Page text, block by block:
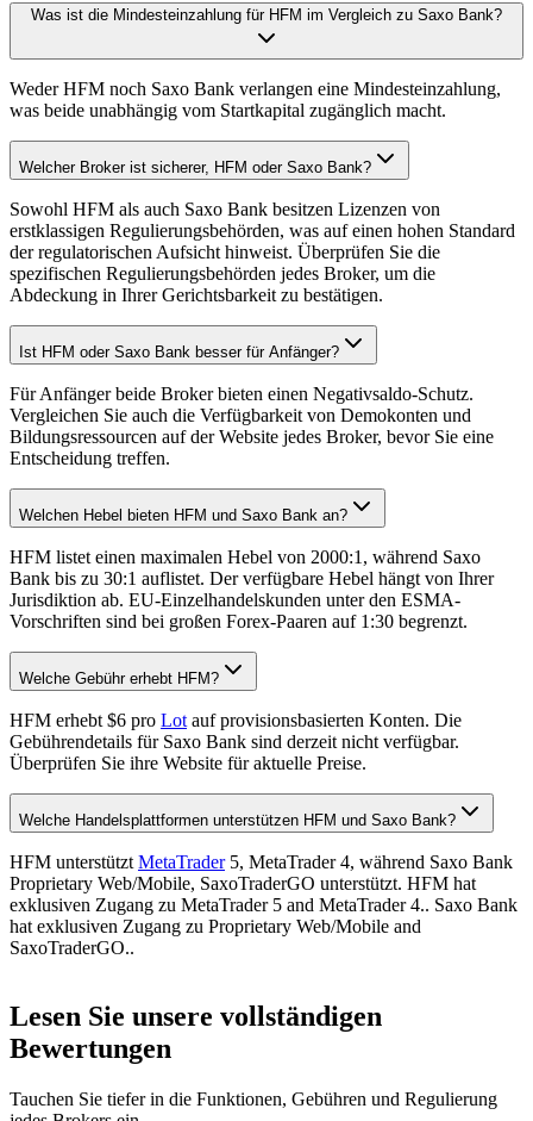
Was ist die Mindesteinzahlung für HFM im Vergleich zu Saxo Bank?
Weder HFM noch Saxo Bank verlangen eine Mindesteinzahlung,
was beide unabhängig vom Startkapital zugänglich macht.
Welcher Broker ist sicherer, HFM oder Saxo Bank?
Sowohl HFM als auch Saxo Bank besitzen Lizenzen von
erstklassigen Regulierungsbehörden, was auf einen hohen Standard
der regulatorischen Aufsicht hinweist. Überprüfen Sie die
spezifischen Regulierungsbehörden jedes Broker, um die
Abdeckung in Ihrer Gerichtsbarkeit zu bestätigen.
Ist HFM oder Saxo Bank besser für Anfänger?
Für Anfänger beide Broker bieten einen Negativsaldo-Schutz.
Vergleichen Sie auch die Verfügbarkeit von Demokonten und
Bildungsressourcen auf der Website jedes Broker, bevor Sie eine
Entscheidung treffen.
Welchen Hebel bieten HFM und Saxo Bank an?
HFM listet einen maximalen Hebel von 2000:1, während Saxo
Bank bis zu 30:1 auflistet. Der verfügbare Hebel hängt von Ihrer
Jurisdiktion ab. EU-Einzelhandelskunden unter den ESMA-
Vorschriften sind bei großen Forex-Paaren auf 1:30 begrenzt.
Welche Gebühr erhebt HFM?
HFM erhebt $6 pro Lot auf provisionsbasierten Konten. Die
Gebührendetails für Saxo Bank sind derzeit nicht verfügbar.
Überprüfen Sie ihre Website für aktuelle Preise.
Welche Handelsplattformen unterstützen HFM und Saxo Bank?
HFM unterstützt MetaTrader5, MetaTrader 4, während Saxo Bank
Proprietary Web/Mobile, SaxoTraderGO unterstützt. HFM hat
exklusiven Zugang zu MetaTrader 5 and MetaTrader 4.. Saxo Bank
hat exklusiven Zugang zu Proprietary Web/Mobile and
SaxoTraderGO..
Lesen Sie unsere vollständigen
Bewertungen
Tauchen Sie tiefer in die Funktionen, Gebühren und Regulierung